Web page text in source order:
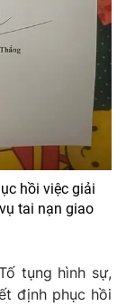
hồi việc giải
tai nạn giao
tụng hình sự,
định phục hồi